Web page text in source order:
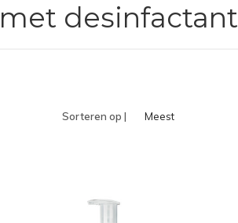
desinfactant
Sorteren op |
Meest